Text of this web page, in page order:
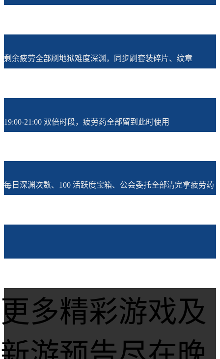
剩余疲劳全部刷地狱难度深渊，同步刷套装碎片、纹章
19:00-21:00 双倍时段，疲劳药全部留到此时使用
每日深渊次数、100 活跃度宝箱、公会委托全部清完拿疲劳药
更多精彩游戏及